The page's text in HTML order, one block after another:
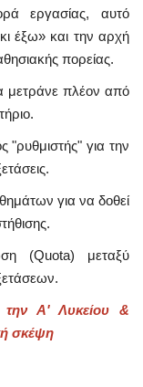
εργασίας, αυτό
έξω» και την αρχή
πορείας.
μετράνε πλέον από
"ρυθμιστής" για την
για να δοθεί
(Quota) μεταξύ
την Α' Λυκείου &
σκέψη